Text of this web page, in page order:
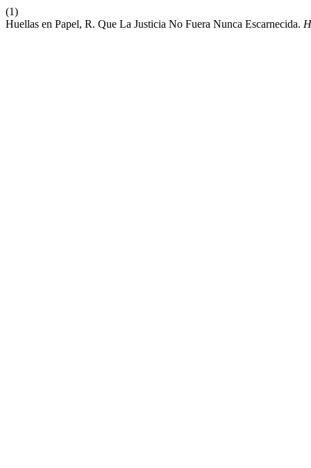
(1)
Huellas en Papel, R. Que La Justicia No Fuera Nunca Escarnecida.